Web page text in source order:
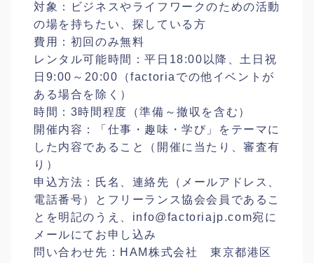
対象：ビジネスやライフワークのための活動
の場を持ちたい、探している方
費用：初回のみ無料
レンタル可能時間：平日18:00以降、土日祝
日9:00～20:00（factoriaでの他イベントが
ある場合を除く）
時間：3時間程度（準備～撤収を含む）
開催内容：「仕事・趣味・学び」をテーマに
した内容であること（開催に当たり、審査有
り）
申込方法：氏名、連絡先（メールアドレス、
電話番号）とフリーランス協会会員であるこ
とを明記のうえ、info@factoriajp.com宛に
メールにてお申し込み
問い合わせ先：HAM株式会社 東京都港区